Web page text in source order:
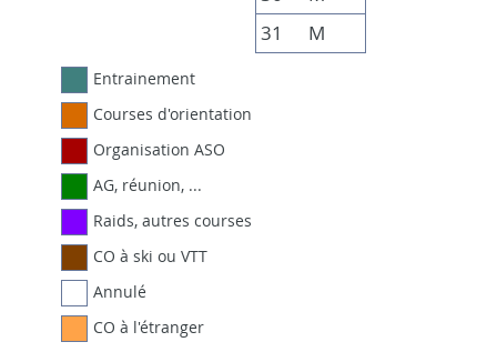
31
M
Entrainement
Courses d'orientation
Organisation ASO
AG, réunion, ...
Raids, autres courses
CO à ski ou VTT
Annulé
CO à l'étranger